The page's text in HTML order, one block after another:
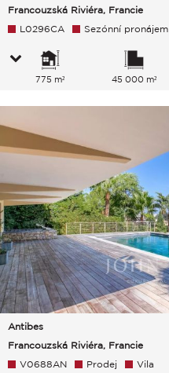
Francouzská Riviéra, Francie
L0296CA
Sezónní pronájem
775 m² 45 000 m²
Antibes
Francouzská Riviéra, Francie
V0688AN Prodej Vila